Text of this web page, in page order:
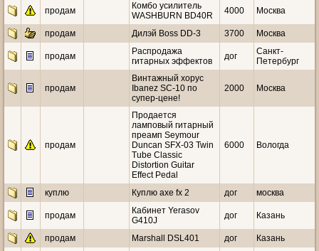
продам
Комбо усилитель
WASHBURN BD40R
4000 Москва
продам Дилэй Boss DD-3 3700 Москва
продам
Распродажа
гитарных эффектов
дог
Санкт-
Петербург
продам
Винтажный хорус
Ibanez SC-10 по
супер-цене!
2000 Москва
продам
Продается
ламповый гитарный
преамп Seymour
Duncan SFX-03 Twin
Tube Classic
Distortion Guitar
Effect Pedal
6000 Вологда
куплю Куплю axe fx 2 дог москва
продам
Кабинет Yerasov
G410J
дог Казань
продам Marshall DSL401 дог Казань